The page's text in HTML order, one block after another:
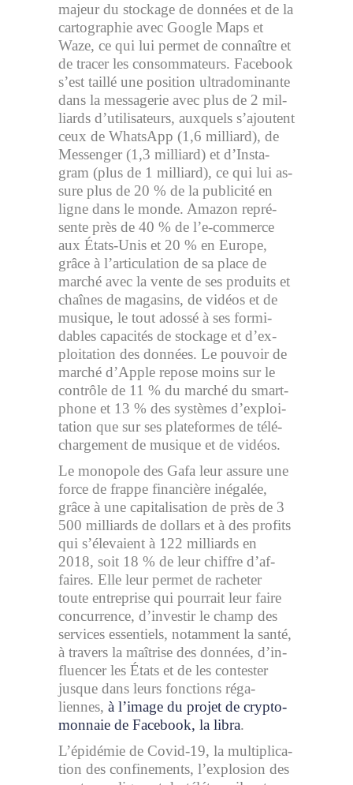
ma­jeur du sto­ckage de don­nées et de la
car­to­gra­phie avec Google Maps et
Waze, ce qui lui per­met de connaître et
de tra­cer les consom­ma­teurs. Fa­ce­book
s’est taillé une po­si­tion ul­tra­do­mi­nante
dans la mes­sa­ge­rie avec plus de 2 mil­
liards d’uti­li­sa­teurs, aux­quels s’ajoutent
ceux de What­sApp (1,6 mil­liard), de
Mes­sen­ger (1,3 mil­liard) et d’Ins­ta­
gram (plus de 1 mil­liard), ce qui lui as­
sure plus de 20 % de la pu­bli­cité en
ligne dans le monde. Ama­zon re­pré­
sente près de 40 % de l’e-com­merce
aux États-Unis et 20 % en Eu­rope,
grâce à l’ar­ti­cu­la­tion de sa place de
mar­ché avec la vente de ses pro­duits et
chaînes de ma­ga­sins, de vidéos et de
mu­sique, le tout adossé à ses for­mi­
dables ca­pa­ci­tés de sto­ckage et d’ex­
ploi­ta­tion des don­nées. Le pou­voir de
mar­ché d’Apple re­pose moins sur le
contrôle de 11 % du mar­ché du smart­
phone et 13 % des sys­tèmes d’ex­ploi­
ta­tion que sur ses pla­te­formes de té­lé­
char­ge­ment de mu­sique et de vi­déos.
Le mo­no­pole des Gafa leur as­sure une
force de frappe fi­nan­cière in­éga­lée,
grâce à une ca­pi­ta­li­sa­tion de près de 3
500 mil­liards de dol­lars et à des pro­fits
qui s’élevaient à 122 mil­liards en
2018, soit 18 % de leur chiffre d’af­
faires. Elle leur permet de ra­che­ter
toute en­tre­prise qui pour­rait leur faire
concur­rence, d’in­ves­tir le champ des
ser­vices es­sen­tiels, no­tam­ment la santé,
à tra­vers la maî­trise des don­nées, d’in­
fluen­cer les États et de les contes­ter
jusque dans leurs fonc­tions réga­
liennes, à l’image du pro­jet de cryp­to­
mon­naie de Fa­ce­book, la libra.
L’épi­dé­mie de Co­vid-19, la mul­ti­pli­ca­
tion des confi­ne­ments, l’ex­plo­sion des